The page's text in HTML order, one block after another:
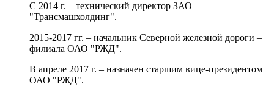
С 2014 г. – технический директор ЗАО
"Трансмашхолдинг".
2015-2017 гг. – начальник Северной железной дороги –
филиала ОАО "РЖД".
В апреле 2017 г. – назначен старшим вице-президентом
ОАО "РЖД".